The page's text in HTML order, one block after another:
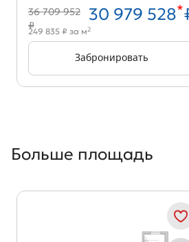
36 709 952
₽
30 979 528*
249 835 ₽ за м2
Забронировать
Больше площадь